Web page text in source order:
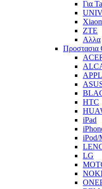
Για
ZTE
Αλλα
Προστασια
HTC
iPad
iPod/
LG